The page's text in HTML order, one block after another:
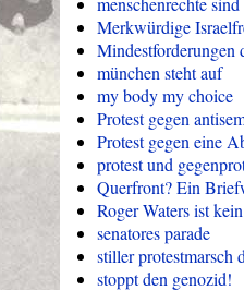
Merkwürdige
Mindestforderungen
münchen steht auf
my body my choice
Protest gegen
Protest gegen eine
protest und
Querfront? Ein
Roger Waters ist
senatores parade
stiller
stoppt den genozid!